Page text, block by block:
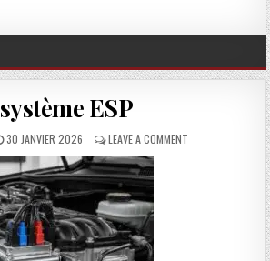
système ESP
PUBLISHED DATE:
30 JANVIER 2026 LEAVE A COMMENTON SYSTÈME ESP